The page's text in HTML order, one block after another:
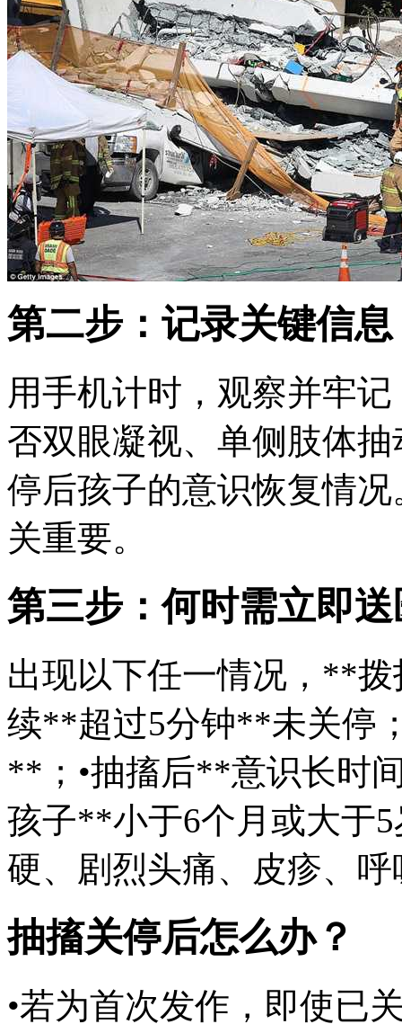
第二步：记录关键信息
用手机计时，观察并牢
否双眼凝视、单侧肢体
停后孩子的意识恢复情
关重要。
第三步：何时需立即
出现以下任一情况，**
续**超过5分钟**未关停
**；•抽搐后**意识长时
孩子**小于6个月或大于
硬、剧烈头痛、皮疹、
抽搐关停后怎么办？
•若为首次发作，即使已